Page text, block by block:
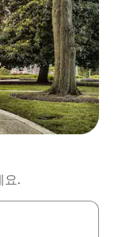
요.
나 터치 또는 스와이